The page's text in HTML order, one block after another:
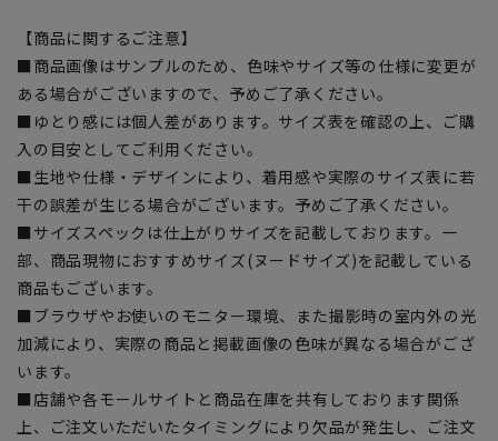
【商品に関するご注意】
■商品画像はサンプルのため、色味やサイズ等の仕様に変更が
ある場合がございますので、予めご了承ください。
■ゆとり感には個人差があります。サイズ表を確認の上、ご購
入の目安としてご利用ください。
■生地や仕様・デザインにより、着用感や実際のサイズ表に若
干の誤差が生じる場合がございます。予めご了承ください。
■サイズスペックは仕上がりサイズを記載しております。一
部、商品現物におすすめサイズ(ヌードサイズ)を記載している
商品もございます。
■ブラウザやお使いのモニター環境、また撮影時の室内外の光
加減により、実際の商品と掲載画像の色味が異なる場合がござ
います。
■店舗や各モールサイトと商品在庫を共有しております関係
上、ご注文いただいたタイミングにより欠品が発生し、ご注文